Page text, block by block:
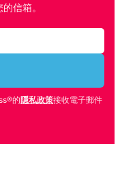
信箱。
的隱私政策接收電子郵件